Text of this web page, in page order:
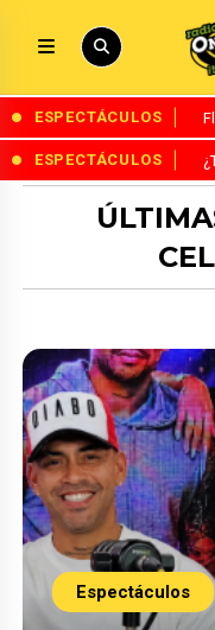
ESPECTÁCULOS
ESPECTÁCULOS
Espectáculos